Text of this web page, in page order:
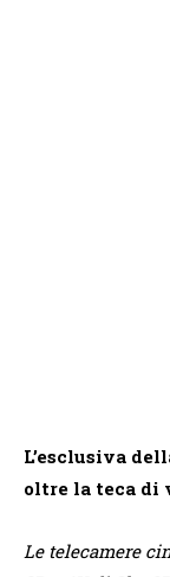
L’esclusiva
oltre la teca di
Le telecamere